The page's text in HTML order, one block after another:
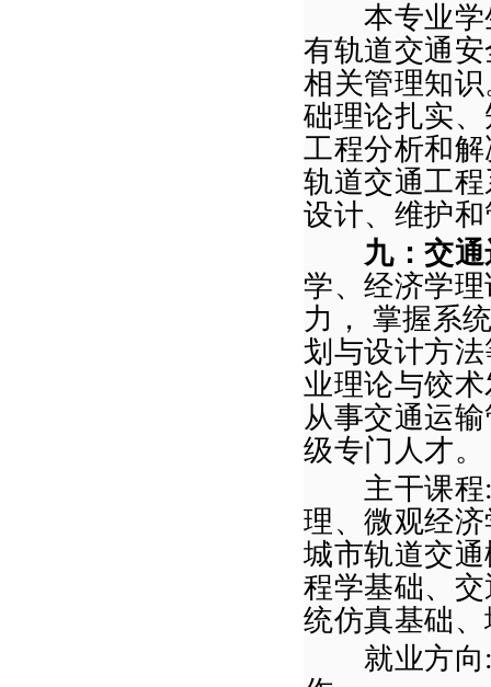
本专业学生
有轨道交通
相关管理知
础理论扎实
工程分析和
轨道交通工
设计、维护
九：交
学、经济学
力， 掌握系
划与设计方
业理论与饺
从事交通运
级专门人才。
主干课程
理、微观经
城市轨道交
程学基础、
统仿真基础、
就业方向